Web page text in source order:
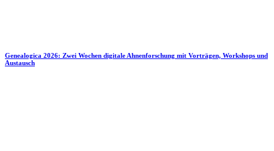
Genealogica 2026: Zwei Wochen digitale Ahnenforschung mit Vorträgen, Workshops und
Austausch